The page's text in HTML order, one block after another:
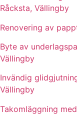
Råcksta, Vällingby
Renovering av
Byte av
Vällingby
Invändig
Vällingby
Takomläggning